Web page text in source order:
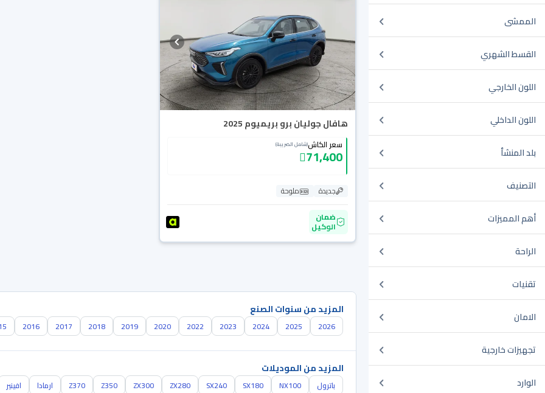
الممشى
القسط الشهري
اللون الخارجي
اللون الداخلي
بلد المنشأ
التصنيف
أهم المميزات
الراحة
تقنيات
الامان
تجهيزات خارجية
الوارد
هافال جوليان برو بريميوم 2025
سعر الكاش(شامل الضريبة)
71,400
جديدة
ملوحة
ضمان
الوكيل
المزيد من سنوات الصنع
2026
2025
2024
2023
2022
2020
2019
2018
2017
2016
المزيد من الموديلات
باترول NX100
SX180
SX240
ZX280
ZX300
Z350
Z370 ارمادا افينير